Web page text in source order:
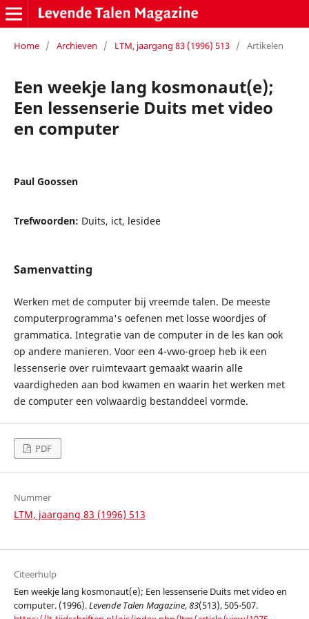
Home / Archieven / LTM, jaargang 83 (1996) 513 / Artikelen
Een weekje lang kosmonaut(e);
Een lessenserie Duits met video
en computer
Paul Goossen
Trefwoorden: Duits, ict, lesidee
Samenvatting
Werken met de computer bij vreemde talen. De meeste
computerprogramma's oefenen met losse woordjes of
grammatica. Integratie van de computer in de les kan ook
op andere manieren. Voor een 4-vwo-groep heb ik een
lessenserie over ruimtevaart gemaakt waarin alle
vaardigheden aan bod kwamen en waarin het werken met
de computer een volwaardig bestanddeel vormde.
PDF
Nummer
LTM, jaargang 83 (1996) 513
Citeerhulp
Een weekje lang kosmonaut(e); Een lessenserie Duits met video en
computer. (1996).Levende Talen Magazine,83(513), 505-507.